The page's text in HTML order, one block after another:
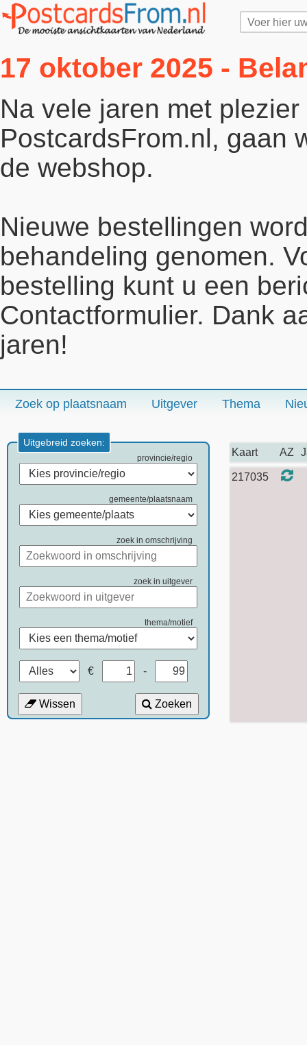
17 oktober 2025 -
Na vele jaren met
PostcardsFrom.nl, gaan
de webshop.
Nieuwe bestellingen
behandeling genomen.
bestelling kunt u een
Contactformulier. Dank
jaren!
Zoek op plaatsnaam Uitgever Thema
Uitgebreid zoeken:
provincie/regio
gemeente/plaatsnaam
zoek in omschrijving
zoek in uitgever
thema/motief
€ -
Wissen Zoeken
Kaart AZ
217035